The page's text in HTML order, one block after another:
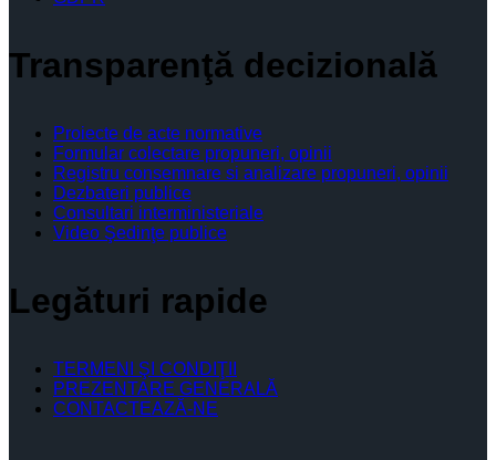
Transparenţă decizională
Proiecte de acte normative
Formular colectare propuneri, opinii
Registru consemnare si analizare propuneri, opinii
Dezbateri publice
Consultari interministeriale
Video Şedinţe publice
Legături rapide
TERMENI ŞI CONDIŢII
PREZENTARE GENERALĂ
CONTACTEAZĂ-NE